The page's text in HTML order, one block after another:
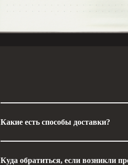
Какие есть способы доставки?
Куда обратиться, если возникли